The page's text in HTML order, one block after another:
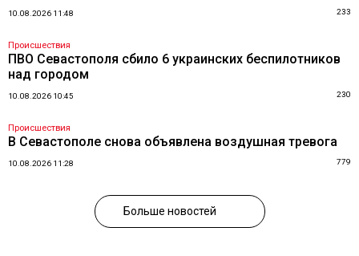
10.08.2026 11:48 233
Происшествия
ПВО Севастополя сбило 6 украинских беспилотников
над городом
10.08.2026 10:45 230
Происшествия
В Севастополе снова объявлена воздушная тревога
10.08.2026 11:28 779
Больше новостей